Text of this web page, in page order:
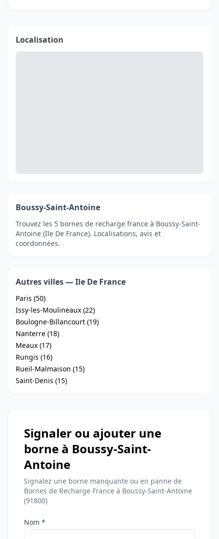
Localisation
Boussy-Saint-Antoine
Trouvez les 5 bornes de recharge france à Boussy-Saint-
Antoine (Ile De France). Localisations, avis et
coordonnées.
Autres villes — Ile De France
Paris (50)
Issy-les-Moulineaux (22)
Boulogne-Billancourt (19)
Nanterre (18)
Meaux (17)
Rungis (16)
Rueil-Malmaison (15)
Saint-Denis (15)
Signaler ou ajouter une
borne à Boussy-Saint-
Antoine
Signalez une borne manquante ou en panne de
Bornes de Recharge France à Boussy-Saint-Antoine
(91800)
Nom *